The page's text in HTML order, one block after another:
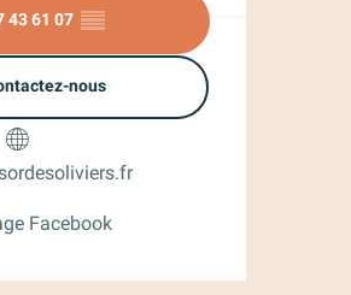
43 61 07 ▒▒
nous
Facebook